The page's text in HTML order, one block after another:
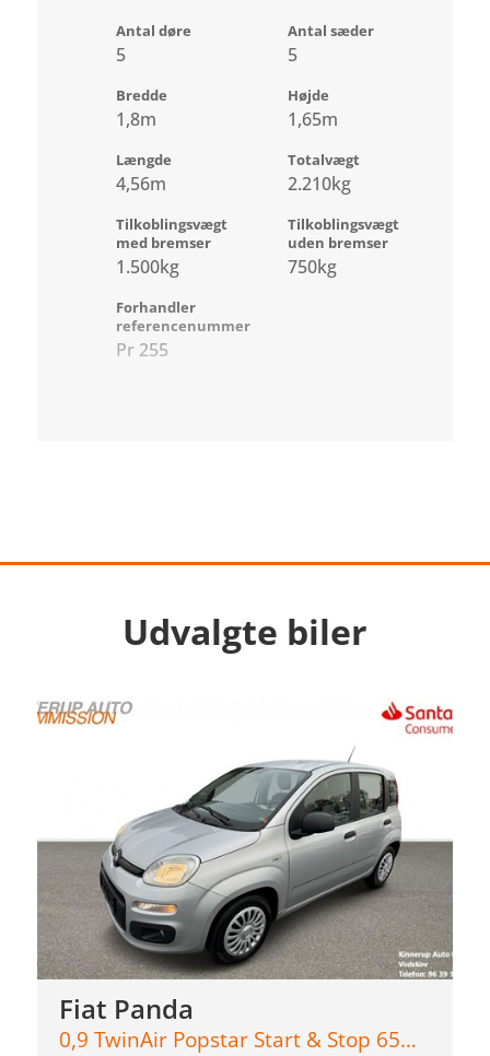
Antal døre
5
Antal sæder
5
Bredde
1,8m
Højde
1,65m
Længde
4,56m
Totalvægt
2.210kg
Tilkoblingsvægt
med bremser
1.500kg
Tilkoblingsvægt
uden bremser
750kg
Forhandler
referencenummer
Pr 255
Udvalgte biler
Fiat Panda
0,9 TwinAir Popstar Start & Stop 65HK 5d